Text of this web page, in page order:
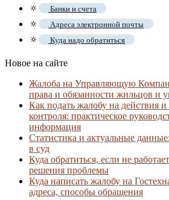
🔅 Банки и счета
🔅 Адреса электронной почты
🔅 Куда надо обратиться
Новое на сайте
Жалоба на Управляющую
права и обязанности жильцов и
Как подать жалобу на действия и
контроля: практическое
информация
Статистика и актуальные
в суд
Куда обратиться, если не
решения проблемы
Куда написать жалобу на
адреса, способы обращения